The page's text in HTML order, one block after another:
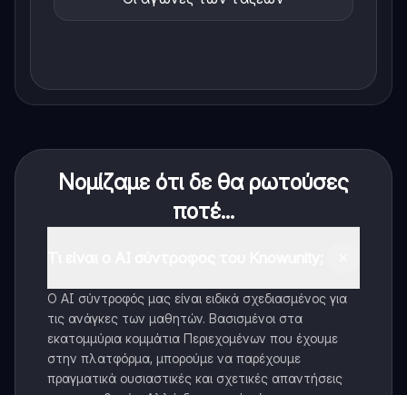
Νομίζαμε ότι δε θα ρωτούσες
ποτέ...
Ο AI σύντροφός μας είναι ειδικά σχεδιασμένος για
τις ανάγκες των μαθητών. Βασισμένοι στα
εκατομμύρια κομμάτια Περιεχομένων που έχουμε
στην πλατφόρμα, μπορούμε να παρέχουμε
πραγματικά ουσιαστικές και σχετικές απαντήσεις